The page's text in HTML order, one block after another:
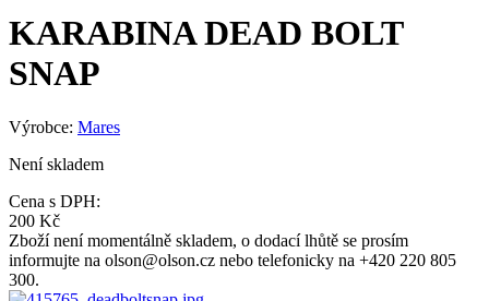
KARABINA DEAD BOLT
SNAP
Výrobce: Mares
Není skladem
Cena s DPH:
200 Kč
Zboží není momentálně skladem, o dodací lhůtě se prosím
informujte na olson@olson.cz nebo telefonicky na +420 220 805
300.